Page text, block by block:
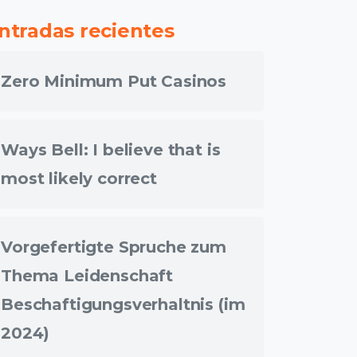
recientes
Zero Minimum Put Casinos
Ways Bell: I believe that is
most likely correct
Vorgefertigte Spruche zum
Thema Leidenschaft
Beschaftigungsverhaltnis (im
2024)